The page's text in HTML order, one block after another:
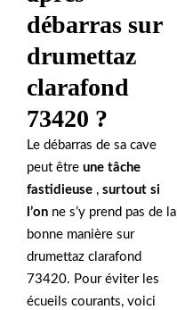
débarras sur
drumettaz
clarafond
73420 ?
Le débarras de sa cave
peut être une tâche
fastidieuse , surtout si
l’on ne s’y prend pas de la
bonne manière sur
drumettaz clarafond
73420. Pour éviter les
écueils courants, voici